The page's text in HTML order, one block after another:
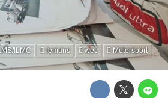
ILMC lemans wec Motorsport